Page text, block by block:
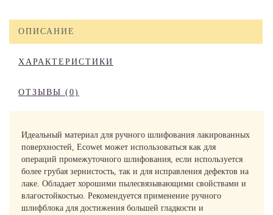
ОПИСАНИЕ
ХАРАКТЕРИСТИКИ
ОТЗЫВЫ (0)
Идеальный материал для ручного шлифования лакированных
поверхностей, Ecowet может использоваться как для
операций промежуточного шлифования, если используется
более грубая зернистость, так и для исправления дефектов на
лаке. Обладает хорошими пылесвязывающими свойствами и
влагостойкостью. Рекомендуется применение ручного
шлифблока для достижения большей гладкости и